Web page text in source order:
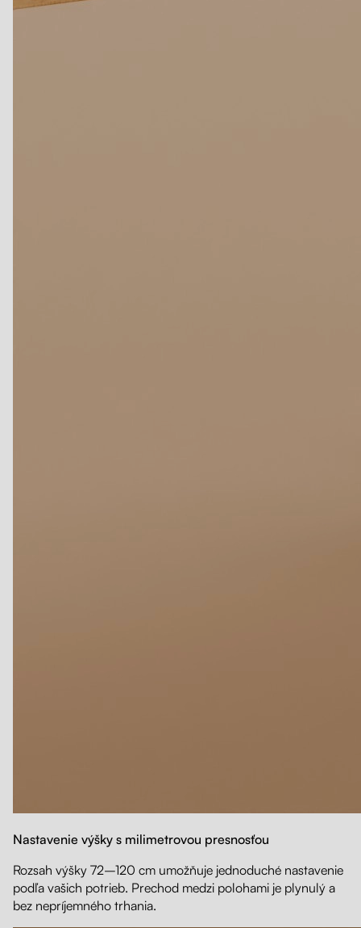
Nastavenie výšky s milimetrovou presnosťou
Rozsah výšky 72–120 cm umožňuje jednoduché nastavenie
podľa vašich potrieb. Prechod medzi polohami je plynulý a
bez nepríjemného trhania.